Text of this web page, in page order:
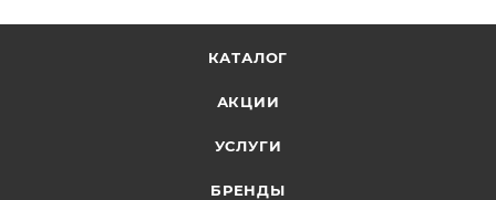
КАТАЛОГ
АКЦИИ
УСЛУГИ
БРЕНДЫ